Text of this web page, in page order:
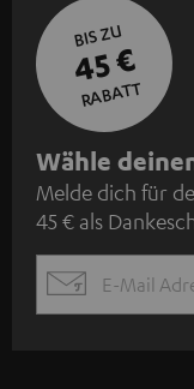
BIS ZU
45 €
RABATT
N
e
w
s
l
Wähle
Melde dich für
45 € als
EMAIL